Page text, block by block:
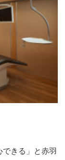
できる」と赤羽